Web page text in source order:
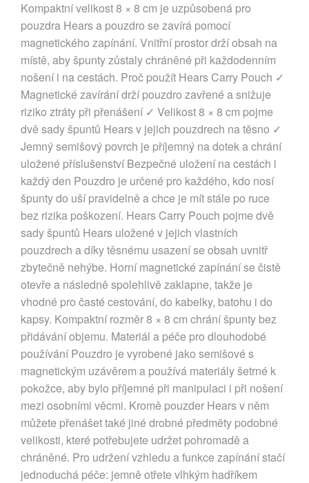
Kompaktní velikost 8 × 8 cm je uzpůsobená pro
pouzdra Hears a pouzdro se zavírá pomocí
magnetického zapínání. Vnitřní prostor drží obsah na
místě, aby špunty zůstaly chráněné při každodenním
nošení i na cestách. Proč použít Hears Carry Pouch ✓
Magnetické zavírání drží pouzdro zavřené a snižuje
riziko ztráty při přenášení ✓ Velikost 8 × 8 cm pojme
dvě sady špuntů Hears v jejich pouzdrech na těsno ✓
Jemný semišový povrch je příjemný na dotek a chrání
uložené příslušenství Bezpečné uložení na cestách i
každý den Pouzdro je určené pro každého, kdo nosí
špunty do uší pravidelně a chce je mít stále po ruce
bez rizika poškození. Hears Carry Pouch pojme dvě
sady špuntů Hears uložené v jejich vlastních
pouzdrech a díky těsnému usazení se obsah uvnitř
zbytečně nehýbe. Horní magnetické zapínání se čistě
otevře a následně spolehlivě zaklapne, takže je
vhodné pro časté cestování, do kabelky, batohu i do
kapsy. Kompaktní rozměr 8 × 8 cm chrání špunty bez
přidávání objemu. Materiál a péče pro dlouhodobé
používání Pouzdro je vyrobené jako semišové s
magnetickým uzávěrem a používá materiály šetrné k
pokožce, aby bylo příjemné při manipulaci i při nošení
mezi osobními věcmi. Kromě pouzder Hears v něm
můžete přenášet také jiné drobné předměty podobné
velikosti, které potřebujete udržet pohromadě a
chráněné. Pro udržení vzhledu a funkce zapínání stačí
jednoduchá péče: jemně otřete vlhkým hadříkem